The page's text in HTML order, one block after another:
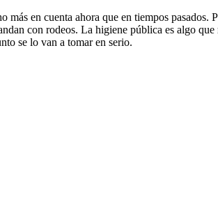
en cuenta ahora que en tiempos pasados.
con rodeos. La higiene pública es algo
se lo van a tomar en serio.